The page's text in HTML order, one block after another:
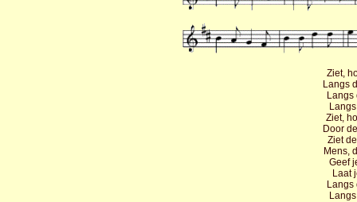
Ziet,
Langs
Langs
Ziet,
Door
Ziet
Mens,
Geef
Laat
Langs